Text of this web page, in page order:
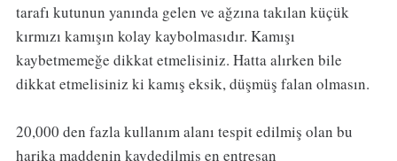
tarafı kutunun yanında gelen ve ağzına takılan küçük
kırmızı kamışın kolay kaybolmasıdır. Kamışı
kaybetmemeğe dikkat etmelisiniz. Hatta alırken bile
dikkat etmelisiniz ki kamış eksik, düşmüş falan olmasın.
20,000 den fazla kullanım alanı tespit edilmiş olan bu
harika maddenin kaydedilmiş en entresan